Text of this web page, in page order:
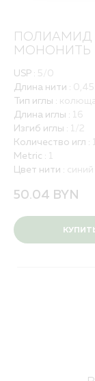
Политика
Вакансии
ПОЛНЫЙ
ДЛЯ РБ
ПОЛИАМИД
МОНОНИТЬ
USP : 5/0
Длина нити : 0,45
Тип иглы :
Длина иглы : 16
Изгиб иглы : 1/2
Количество игл :
Metric : 1
Цвет нити : синий
50.04 BYN